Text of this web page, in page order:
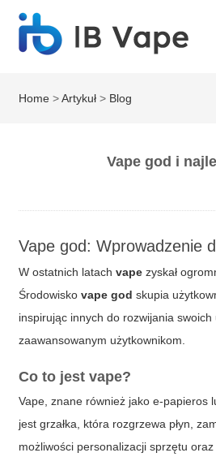
Home >Artykuł > Blog
Vape god i
Vape god: Wprowadzenie
W ostatnich latachvape zyskał
Środowiskovape god skupia
inspirując innych do rozwijania
zaawansowanym użytkownikom.
Co to jest vape?
Vape, znane również jako e-papieros
jest grzałka, która rozgrzewa płyn,
możliwości personalizacji sprzętu